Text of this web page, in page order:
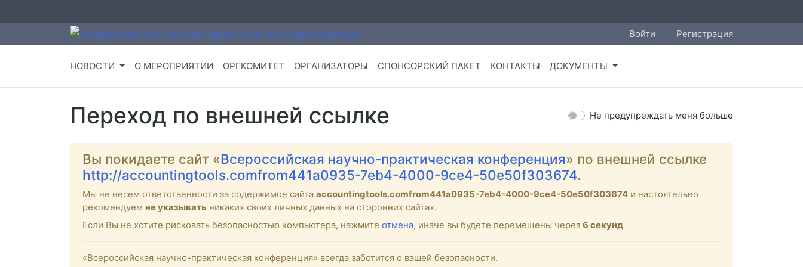
Войти Регистрация
НОВОСТИ О МЕРОПРИЯТИИ ОРГКОМИТЕТ ОРГАНИЗАТОРЫ СПОНСОРСКИЙ ПАКЕТ КОНТАКТЫ ДОКУМЕНТЫ
Переход по внешней ссылке Не предупреждать меня больше
Вы покидаете сайт «Всероссийская научно-практическая конференция» по внешней ссылке
http://accountingtools.comfrom441a0935-7eb4-4000-9ce4-50e50f303674.
Мы не несем ответственности за содержимое сайта accountingtools.comfrom441a0935-7eb4-4000-9ce4-50e50f303674 и настоятельно
рекомендуем не указывать никаких своих личных данных на сторонних сайтах.
Если Вы не хотите рисковать безопасностью компьютера, нажмите отмена, иначе вы будете перемещены через 6 секунд
«Всероссийская научно-практическая конференция» всегда заботится о вашей безопасности.